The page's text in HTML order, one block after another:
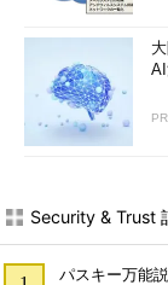
Security & Trust
パスキー万能